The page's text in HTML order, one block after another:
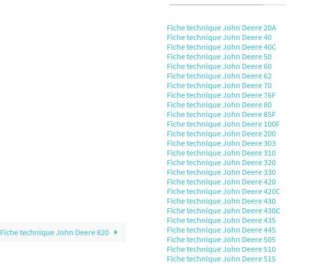
Fiche technique John Deere 820
Fiche technique John Deere 20A
Fiche technique John Deere 40
Fiche technique John Deere 40C
Fiche technique John Deere 50
Fiche technique John Deere 60
Fiche technique John Deere 62
Fiche technique John Deere 70
Fiche technique John Deere 76F
Fiche technique John Deere 80
Fiche technique John Deere 85F
Fiche technique John Deere 100F
Fiche technique John Deere 200
Fiche technique John Deere 303
Fiche technique John Deere 310
Fiche technique John Deere 320
Fiche technique John Deere 330
Fiche technique John Deere 420
Fiche technique John Deere 420C
Fiche technique John Deere 430
Fiche technique John Deere 430C
Fiche technique John Deere 435
Fiche technique John Deere 445
Fiche technique John Deere 505
Fiche technique John Deere 510
Fiche technique John Deere 515